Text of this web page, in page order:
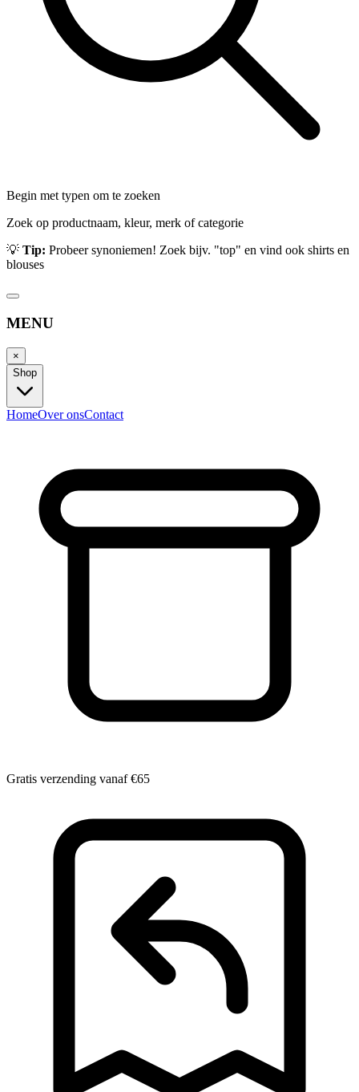
Begin met typen om te zoeken
Zoek op productnaam, kleur, merk of categorie
💡 Tip: Probeer synoniemen! Zoek bijv. "top" en vind ook shirts en
blouses
MENU
×
Shop
HomeOver onsContact
Gratis verzending vanaf€65